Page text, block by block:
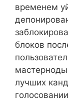
временем
блоков
лучших